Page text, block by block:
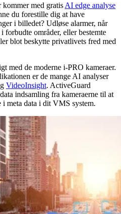
kommer med gratis AI edge analyse
du forestille dig at have
i billedet? Udløse alarmer, når
områder, eller bestemte
blot beskytte privatlivets fred med
med de moderne i-PRO kameraer.
er de mange AI analyser
VideoInsight. ActiveGuard
indsamling fra kameraerne til at
i meta data i dit VMS system.